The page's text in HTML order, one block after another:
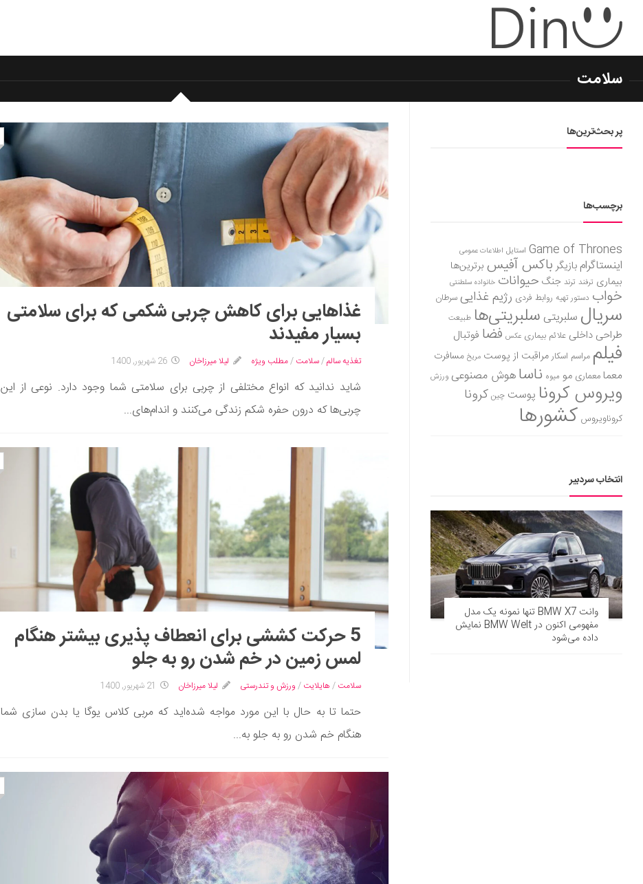
سلامت
غذاهایی برای کاهش چربی شکمی که برای سلامتی
بسیار مفیدند
تغذیه سالم/سلامت /مطلب ویژه لیلا میرزاخان 26 شهریور, 1400
شاید ندانید که انواع مختلفی از چربی برای سلامتی شما وجود دارد. نوعی از این
چربی‌ها که درون حفره شکم زندگی می‌کنند و اندام‌های...
5 حرکت کششی برای انعطاف پذیری بیشتر هنگام
لمس زمین در خم شدن رو به جلو
سلامت / هایلایت / ورزش و تندرستی لیلا میرزاخان 21 شهریور, 1400
حتما تا به حال با این مورد مواجه شده‌اید که مربی کلاس یوگا یا بدن سازی شما
هنگام خم شدن رو به جلو به...
پر بحث‌ترین‌ها
برچسب‌ها
Game of Thrones استایل اطلاعات عمومی
اینستاگرام بازیگر باکس آفیس برترین‌ها
بیماری ترفند ترند جنگ حیوانات خانواده سلطنتی
خواب دستور تهیه روابط فردی رژیم غذاییسرطان
سریال سلبریتی سلبریتی‌ها طبیعت
طراحی داخلی علائم بیماری عکس فضا فوتبال
فیلم مراسم اسکارمراقبت از پوست مریخ مسافرت
معمامعماری مو میوه ناساهوش مصنوعی ورزش
ویروس کرونا پوست چین کرونا
کروناویروس کشورها
انتخاب سردبیر
وانت BMW X7 تنها نمونه یک مدل
مفهومی اکنون در BMW Welt نمایش
داده می‌شود